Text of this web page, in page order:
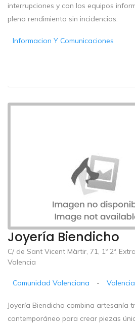
interrupciones y con los equipos
pleno rendimiento sin incidencias.
Informacion Y Comunicaciones
Joyería Biendicho
C/ de Sant Vicent Màrtir, 71, 1º 2ª,
Valencia
Comunidad Valenciana - Valencia
Joyería Biendicho combina artesanía
contemporáneo para crear piezas